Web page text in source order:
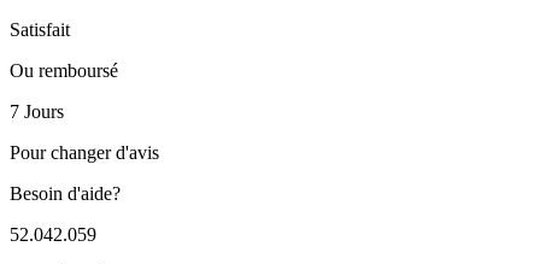
Satisfait
Ou remboursé
7 Jours
Pour changer d'avis
Besoin d'aide?
52.042.059